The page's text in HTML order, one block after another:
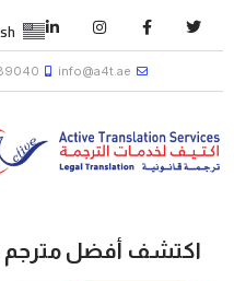
info@a4t.ae
اكتشف أفضل مترجم